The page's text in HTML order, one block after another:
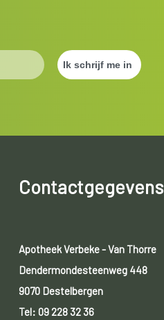
Contactgegevens
Apotheek Verbeke - Van Thorre
Dendermondesteenweg 448
9070 Destelbergen
Tel: 09 228 32 36